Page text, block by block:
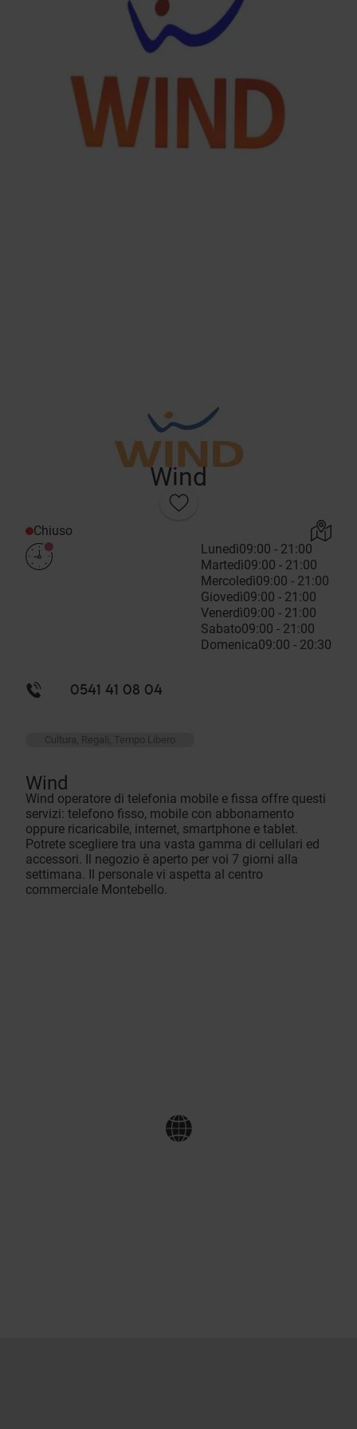
Wind
Chiuso
Lunedì09:00 - 21:00
Martedì09:00 - 21:00
Mercoledì09:00 - 21:00
Giovedì09:00 - 21:00
Venerdì09:00 - 21:00
Sabato09:00 - 21:00
Domenica09:00 - 20:30
0541 41 08 04
Cultura, Regali, Tempo Libero
Wind
Wind operatore di telefonia mobile e fissa offre questi
servizi: telefono fisso, mobile con abbonamento
oppure ricaricabile, internet, smartphone e tablet.
Potrete scegliere tra una vasta gamma di cellulari ed
accessori. Il negozio è aperto per voi 7 giorni alla
settimana. Il personale vi aspetta al centro
commerciale Montebello.